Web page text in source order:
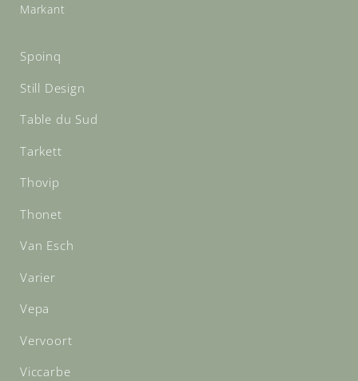
Markant
Spoinq
Still Design
Table du Sud
Tarkett
Thovip
Thonet
Van Esch
Varier
Vepa
Vervoort
Viccarbe